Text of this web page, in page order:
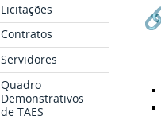
Licitações
Contratos
Servidores
Quadro
Demonstrativos
de TAES